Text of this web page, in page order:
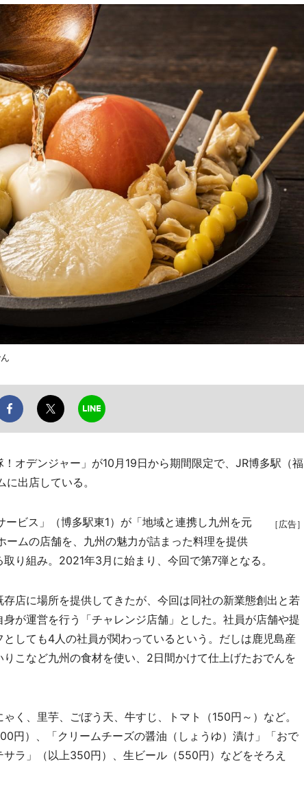
オデンジャー」が10月19日から期間限定で、JR博多駅（福
出店している。
［広告］
ビス」（博多駅東1）が「地域と連携し九州を元
ムの店舗を、九州の魅力が詰まった料理を提供
り組み。2021年3月に始まり、今回で第7弾となる。
店に場所を提供してきたが、今回は同社の新業態創出と若
が運営を行う「チャレンジ店舗」とした。社員が店舗や提
しても4人の社員が関わっているという。だしは鹿児島産
こなど九州の食材を使い、2日間かけて仕上げたおでんを
く、里芋、ごぼう天、牛すじ、トマト（150円～）など。
円）、「クリームチーズの醤油（しょうゆ）漬け」「おで
ラ」（以上350円）、生ビール（550円）などをそろえ